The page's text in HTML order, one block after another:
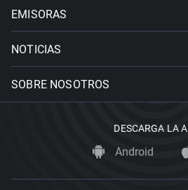
EMISORAS
NOTICIAS
SOBRE NOSOTROS
DESCARGA LA
Android